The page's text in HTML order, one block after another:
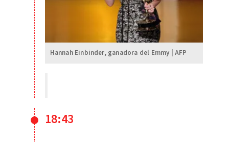
Hannah Einbinder, ganadora del Emmy | AFP
18:43